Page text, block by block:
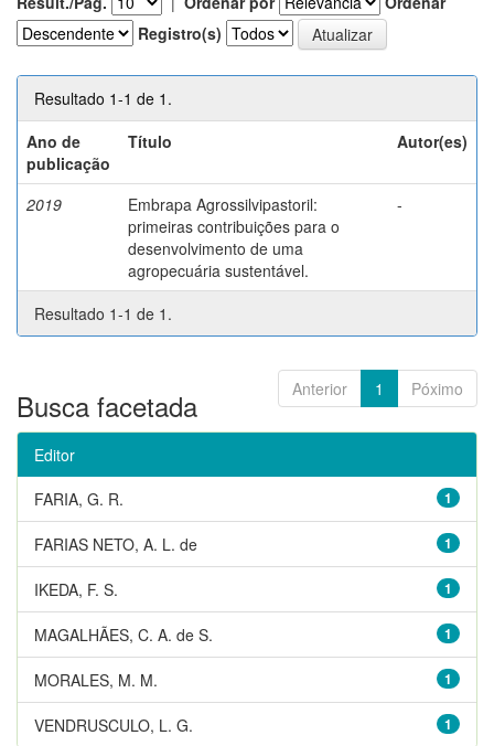
Registro(s)
Resultado 1-1 de 1.
Ano de
publicação
Título Autor(es)
2019
Embrapa Agrossilvipastoril:
primeiras contribuições para o
desenvolvimento de uma
agropecuária sustentável.
-
Resultado 1-1 de 1.
Anterior 1 Póximo
Busca facetada
Editor
1
FARIA, G. R.
1
FARIAS NETO, A. L. de
1
IKEDA, F. S.
1
MAGALHÃES, C. A. de S.
1
MORALES, M. M.
1
VENDRUSCULO, L. G.